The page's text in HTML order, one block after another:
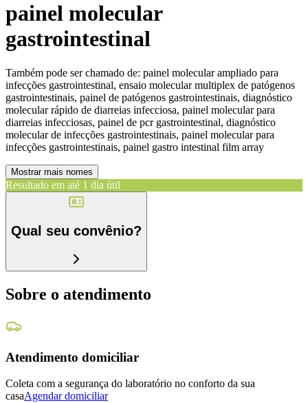
painel molecular
gastrointestinal
Também pode ser chamado de: painel molecular ampliado para
infecções gastrointestinal, ensaio molecular multiplex de patógenos
gastrointestinais, painel de patógenos gastrointestinais, diagnóstico
molecular rápido de diarreias infecciosa, painel molecular para
diarreias infecciosas, painel de pcr gastrointestinal, diagnóstico
molecular de infecções gastrointestinais, painel molecular para
infecções gastrointestinais, painel gastro intestinal film array
Mostrar mais nomes
Resultado em até 1 dia útil
Qual seu convênio?
Sobre o atendimento
Atendimento domiciliar
Coleta com a segurança do laboratório no conforto da sua
casaAgendar domiciliar